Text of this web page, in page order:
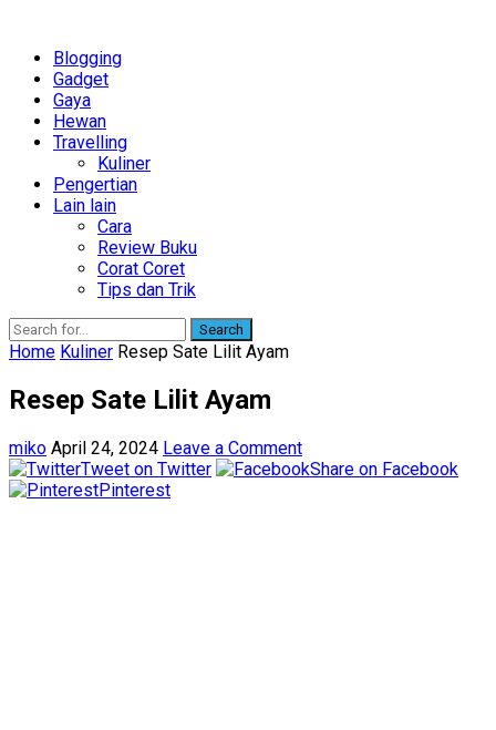
Blogging
Gadget
Gaya
Hewan
Travelling
Kuliner
Pengertian
Lain lain
Cara
Review Buku
Corat Coret
Tips dan Trik
Search
Home Kuliner Resep Sate Lilit Ayam
Resep Sate Lilit Ayam
miko April 24, 2024 Leave a Comment
Tweet on Twitter
Share on Facebook
Pinterest